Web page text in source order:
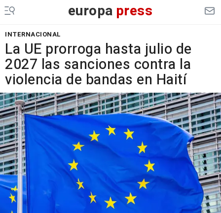
europa press
INTERNACIONAL
La UE prorroga hasta julio de
2027 las sanciones contra la
violencia de bandas en Haití